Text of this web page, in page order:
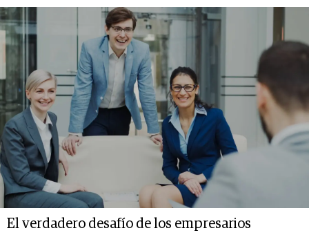
El verdadero desafío de los empresarios